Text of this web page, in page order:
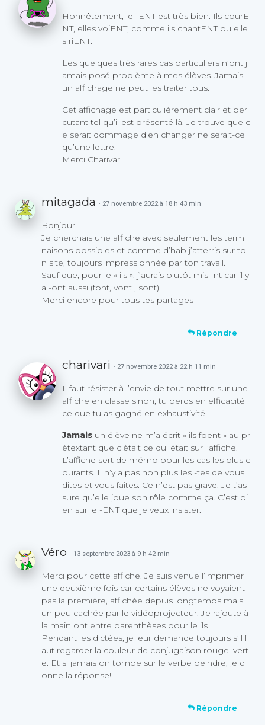
Honnêtement, le -ENT est très bien. Ils courE
NT, elles voiENT, comme ils chantENT ou elle
s riENT.
Les quelques très rares cas particuliers n’ont j
amais posé problème à mes élèves. Jamais
un affichage ne peut les traiter tous.
Cet affichage est particulièrement clair et per
cutant tel qu’il est présenté là. Je trouve que c
e serait dommage d’en changer ne serait-ce
qu’une lettre.
Merci Charivari !
mitagada · 27 novembre 2022 à 18 h 43 min
Bonjour,
Je cherchais une affiche avec seulement les termi
naisons possibles et comme d’hab j’atterris sur to
n site, toujours impressionnée par ton travail.
Sauf que, pour le « ils », j’aurais plutôt mis -nt car il y
a -ont aussi (font, vont , sont).
Merci encore pour tous tes partages
Répondre
charivari · 27 novembre 2022 à 22 h 11 min
Il faut résister à l’envie de tout mettre sur une
affiche en classe sinon, tu perds en efficacité
ce que tu as gagné en exhaustivité.
Jamais un élève ne m’a écrit « ils foent » au pr
étextant que c’était ce qui était sur l’affiche.
L’affiche sert de mémo pour les cas les plus c
ourants. Il n’y a pas non plus les -tes de vous
dites et vous faites. Ce n’est pas grave. Je t’as
sure qu’elle joue son rôle comme ça. C’est bi
en sur le -ENT que je veux insister.
Véro · 13 septembre 2023 à 9 h 42 min
Merci pour cette affiche. Je suis venue l’imprimer
une deuxième fois car certains élèves ne voyaient
pas la première, affichée depuis longtemps mais
un peu cachée par le vidéoprojecteur. Je rajoute à
la main ont entre parenthèses pour le ils
Pendant les dictées, je leur demande toujours s’il f
aut regarder la couleur de conjugaison rouge, vert
e. Et si jamais on tombe sur le verbe peindre, je d
onne la réponse!
Répondre